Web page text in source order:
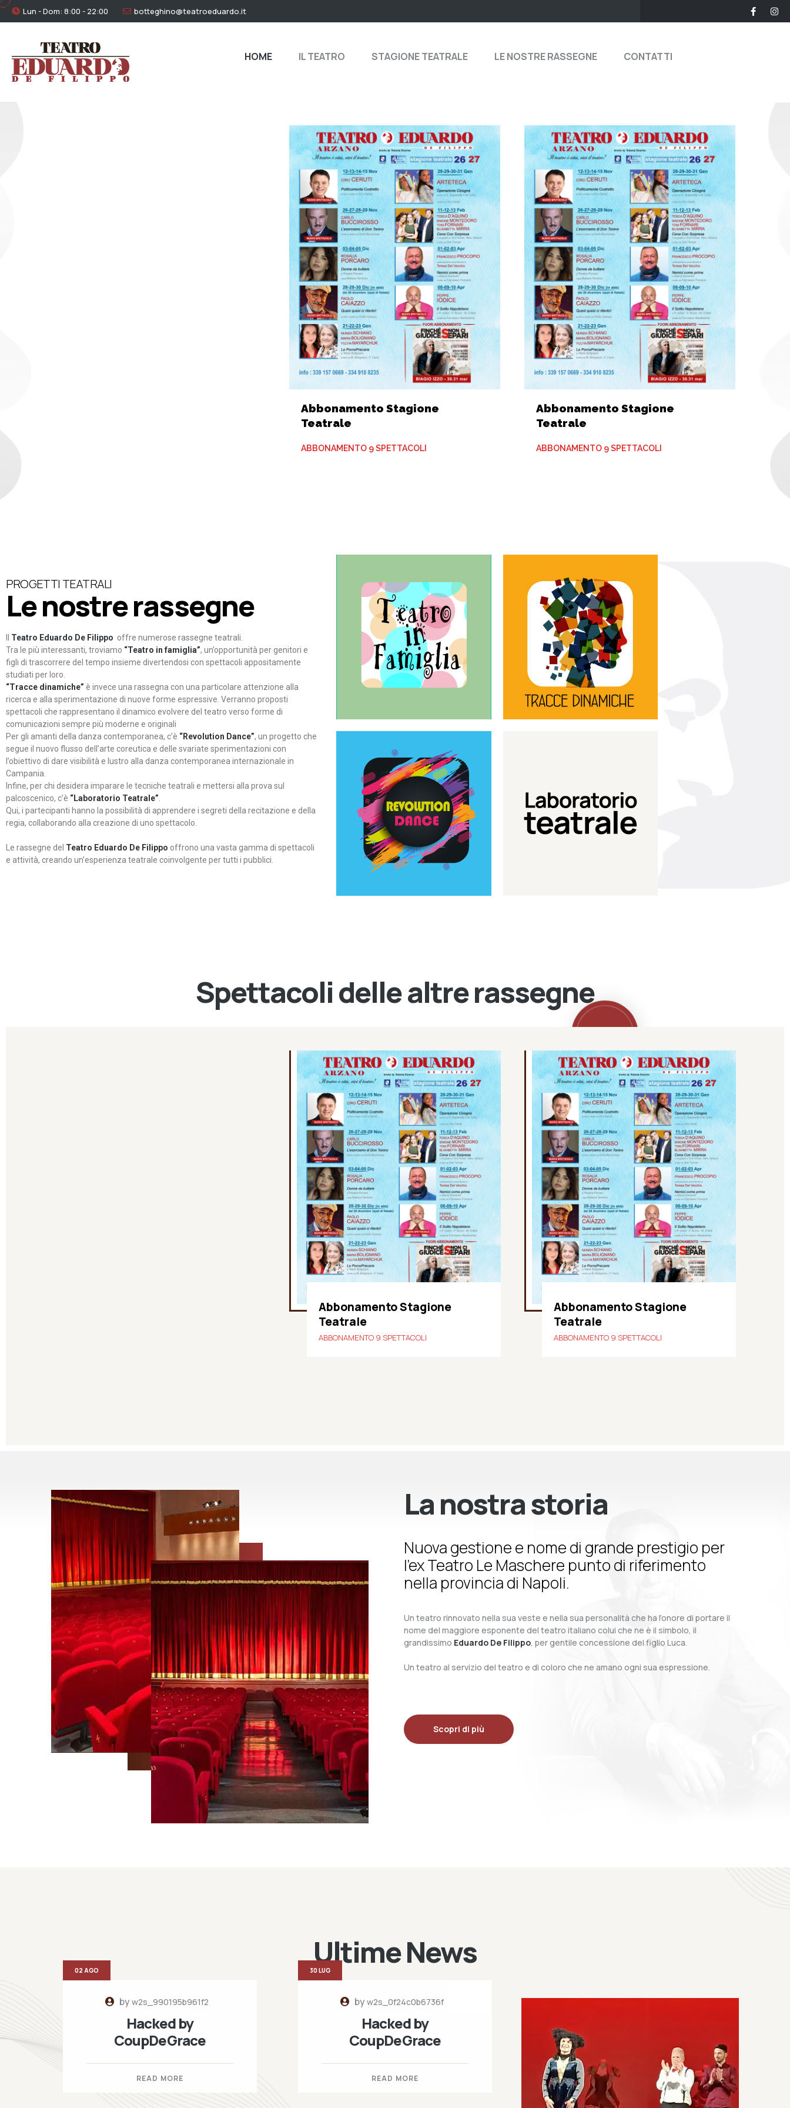
Lun - Dom: 8:00 - 22:00 botteghino@teatroeduardo.it
HOME IL TEATRO STAGIONE TEATRALE LE NOSTRE RASSEGNE CONTATTI
Abbonamento Stagione
Teatrale
ABBONAMENTO 9 SPETTACOLI
Abbonamento Stagione
Teatrale
ABBONAMENTO 9 SPETTACOLI
PROGETTI TEATRALI
Le nostre rassegne
Teatro Eduardo De Filippo offre numerose rassegne teatrali.
Tra le più interessanti, troviamo “Teatro in famiglia”, un’opportunità per genitori e
figli di trascorrere del tempo insieme divertendosi con spettacoli appositamente
studiati per loro.
“Tracce dinamiche” è invece una rassegna con una particolare attenzione alla
ricerca e alla sperimentazione di nuove forme espressive. Verranno proposti
spettacoli che rappresentano il dinamico evolvere del teatro verso forme di
comunicazioni sempre più moderne e originali
Per gli amanti della danza contemporanea, c’è “Revolution Dance”, un progetto che
segue il nuovo flusso dell’arte coreutica e delle svariate sperimentazioni con
l’obiettivo di dare visibilità e lustro alla danza contemporanea internazionale in
Campania.
Infine, per chi desidera imparare le tecniche teatrali e mettersi alla prova sul
palcoscenico, c’è “Laboratorio Teatrale”
Qui, i partecipanti hanno la possibilità di apprendere i segreti della recitazione e della
regia, collaborando alla creazione di uno spettacolo.
Le rassegne del Teatro Eduardo De Filippo offrono una vasta gamma di spettacoli
e attività, creando un’esperienza teatrale coinvolgente per tutti i pubblici.
Teatro in famiglia
Teatro In Famiglia è una
rassegna di teatro concepita
per far condividere e godere
del teatro all’intera famiglia.
Continua
Tracce dinamiche
Tracce Dinamiche è una
rassegna di teatro
d’innovazione e sperimentale.
Continua
Revolution Dance
Rassegna di danza
contemporanea – I Edizione
Continua
Laboratorio di teatro del
Teatro Eduardo de Filippo
Spettacoli delle altre rassegne
Abbonamento Stagione
Teatrale
ABBONAMENTO 9 SPETTACOLI
Abbonamento Stagione
Teatrale
ABBONAMENTO 9 SPETTACOLI
La nostra storia
Nuova gestione e nome di grande prestigio per
l’ex Teatro Le Maschere punto di riferimento
nella provincia di Napoli.
Un teatro rinnovato nella sua veste e nella sua personalità che ha l’onore di portare il
nome del maggiore esponente del teatro italiano colui che ne è il simbolo, il
grandissimo Eduardo De Filippo, per gentile concessione del figlio Luca.
Un teatro al servizio del teatro e di coloro che ne amano ogni sua espressione.
Scopri di più
Ultime News
byw2s_990195b961f2
Hacked by
CoupDeGrace
READ MORE
02 AGO
byw2s_0f24c0b6736f
Hacked by
CoupDeGrace
READ MORE
30 LUG